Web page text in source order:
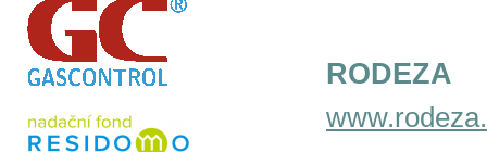
RODEZA